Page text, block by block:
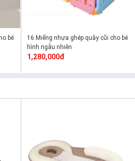
bé
16 Miếng nhựa ghép quây cũi cho bé
hình ngẫu nhiên
1,280,000đ